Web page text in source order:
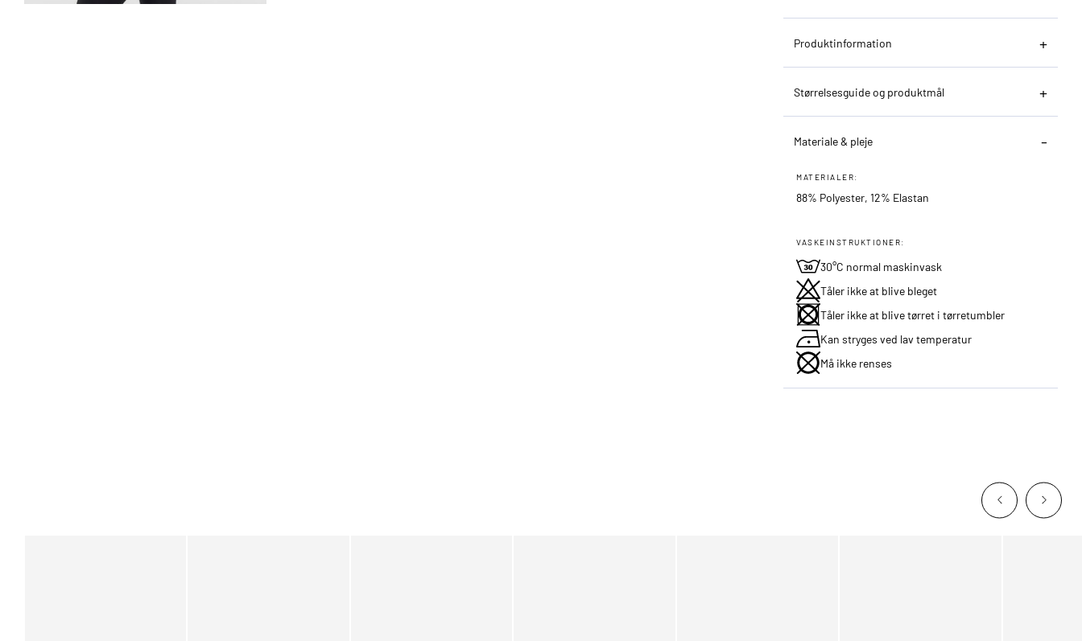
Produktinformation
Størrelsesguide og produktmål
Materiale & pleje
MATERIALER:
88% Polyester, 12% Elastan
VASKEINSTRUKTIONER:
30°C normal maskinvask
Tåler ikke at blive bleget
Tåler ikke at blive tørret i tørretumbler
Kan stryges ved lav temperatur
Må ikke renses